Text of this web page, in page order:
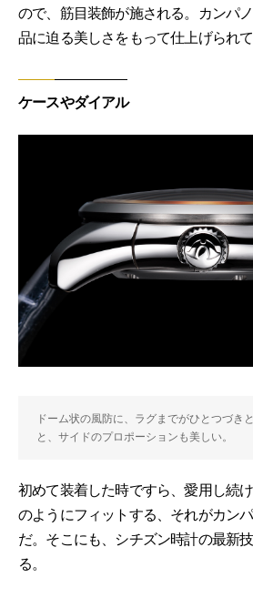
ので、筋目装飾が施される。カンパ
品に迫る美しさをもって仕上げられて
ケースやダイアル
ドーム状の風防に、ラグまでがひとつづき
と、サイドのプロポーションも美しい。
初めて装着した時ですら、愛用し続
のようにフィットする、それがカン
だ。そこにも、シチズン時計の最新
る。